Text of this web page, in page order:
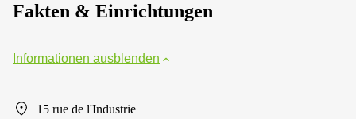
Fakten & Einrichtungen
Informationen ausblenden
15 rue de l'Industrie